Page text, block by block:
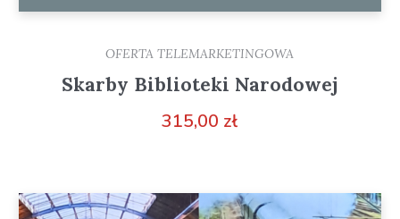
OFERTA TELEMARKETINGOWA
Skarby Biblioteki Narodowej
315,00 zł